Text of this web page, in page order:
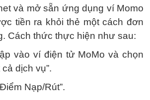
và mở sẵn ứng dụng ví Momo
tiền ra khỏi thẻ một cách đơn
Cách thức thực hiện như sau:
vào ví điện tử MoMo và chọn
dịch vụ”.
Nạp/Rút”.